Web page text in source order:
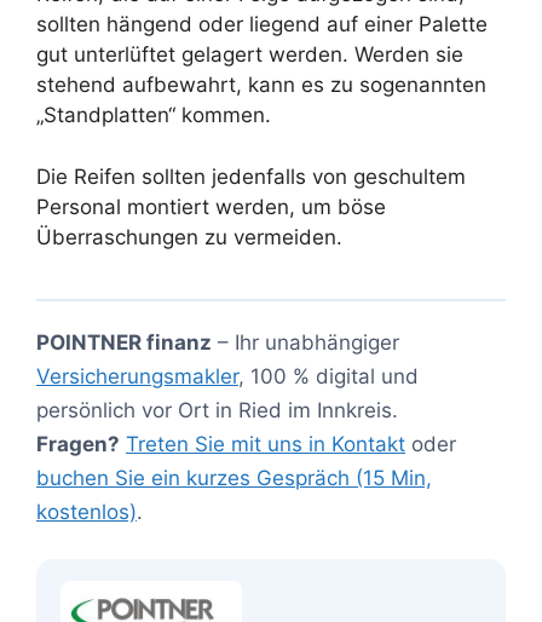
sollten hängend oder liegend auf einer Palette
gut unterlüftet gelagert werden. Werden sie
stehend aufbewahrt, kann es zu sogenannten
„Standplatten“ kommen.
Die Reifen sollten jedenfalls von geschultem
Personal montiert werden, um böse
Überraschungen zu vermeiden.
POINTNER finanz – Ihr unabhängiger
Versicherungsmakler, 100 % digital und
persönlich vor Ort in Ried im Innkreis.
Fragen? Treten Sie mit uns in Kontakt oder
buchen Sie ein kurzes Gespräch (15 Min,
kostenlos).